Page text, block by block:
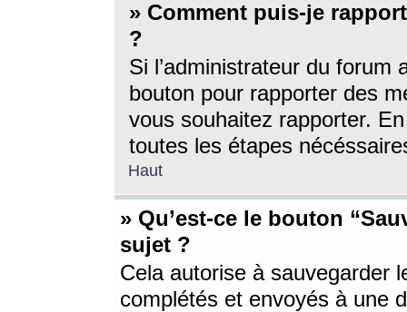
» Comment puis-je
?
Si l’administrateur du forum
bouton pour rapporter des
vous souhaitez rapporter.
toutes les étapes
Haut
» Qu’est-ce le bouton
sujet ?
Cela autorise à sauvegarder
complétés et envoyés à une